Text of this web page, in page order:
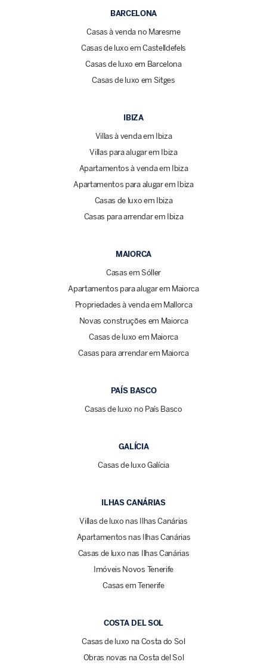
BARCELONA
Casas à venda no Maresme
Casas de luxo em Castelldefels
Casas de luxo em Barcelona
Casas de luxo em Sitges
IBIZA
Villas à venda em Ibiza
Villas para alugar em Ibiza
Apartamentos à venda em Ibiza
Apartamentos para alugar em Ibiza
Casas de luxo em Ibiza
Casas para arrendar em Ibiza
MAIORCA
Casas em Sóller
Apartamentos para alugar em Maiorca
Propriedades à venda em Mallorca
Novas construções em Maiorca
Casas de luxo em Maiorca
Casas para arrendar em Maiorca
PAÍS BASCO
Casas de luxo no País Basco
GALÍCIA
Casas de luxo Galícia
ILHAS CANÁRIAS
Villas de luxo nas Ilhas Canárias
Apartamentos nas Ilhas Canárias
Casas de luxo nas Ilhas Canárias
Imóveis Novos Tenerife
Casas em Tenerife
COSTA DEL SOL
Casas de luxo na Costa do Sol
Obras novas na Costa del Sol